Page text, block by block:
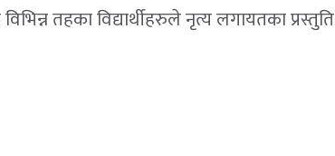
तहका विद्यार्थीहरुले नृत्य लगायतका प्रस्तुति